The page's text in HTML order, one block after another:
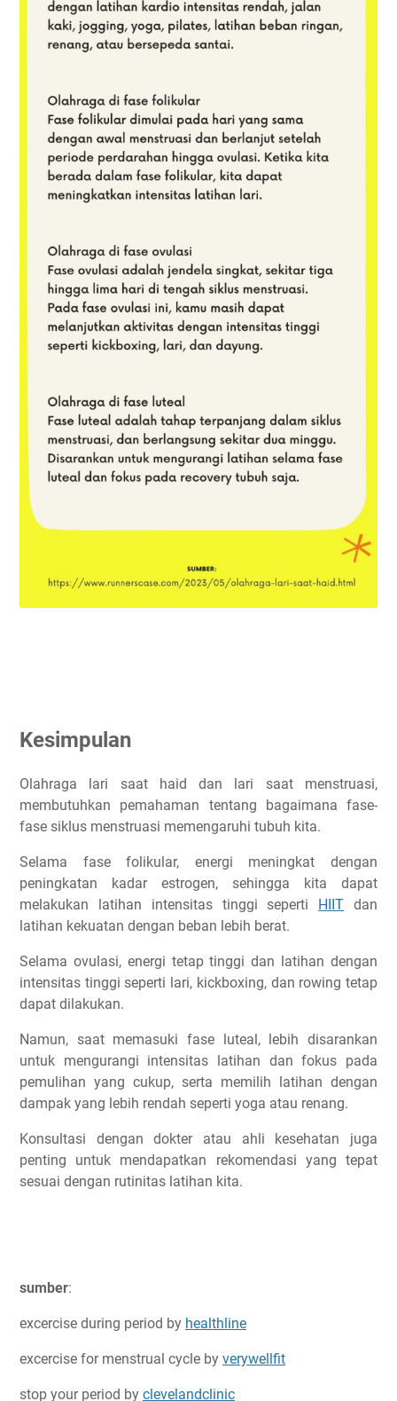
Kesimpulan
Olahraga lari saat haid dan lari saat menstruasi,
membutuhkan pemahaman tentang bagaimana fase-
fase siklus menstruasi memengaruhi tubuh kita.
Selama fase folikular, energi meningkat dengan
peningkatan kadar estrogen, sehingga kita dapat
melakukan latihan intensitas tinggi seperti HIIT dan
latihan kekuatan dengan beban lebih berat.
Selama ovulasi, energi tetap tinggi dan latihan dengan
intensitas tinggi seperti lari, kickboxing, dan rowing tetap
dapat dilakukan.
Namun, saat memasuki fase luteal, lebih disarankan
untuk mengurangi intensitas latihan dan fokus pada
pemulihan yang cukup, serta memilih latihan dengan
dampak yang lebih rendah seperti yoga atau renang.
Konsultasi dengan dokter atau ahli kesehatan juga
penting untuk mendapatkan rekomendasi yang tepat
sesuai dengan rutinitas latihan kita.
sumber:
excercise during period by healthline
excercise for menstrual cycle by verywellfit
stop your period by clevelandclinic